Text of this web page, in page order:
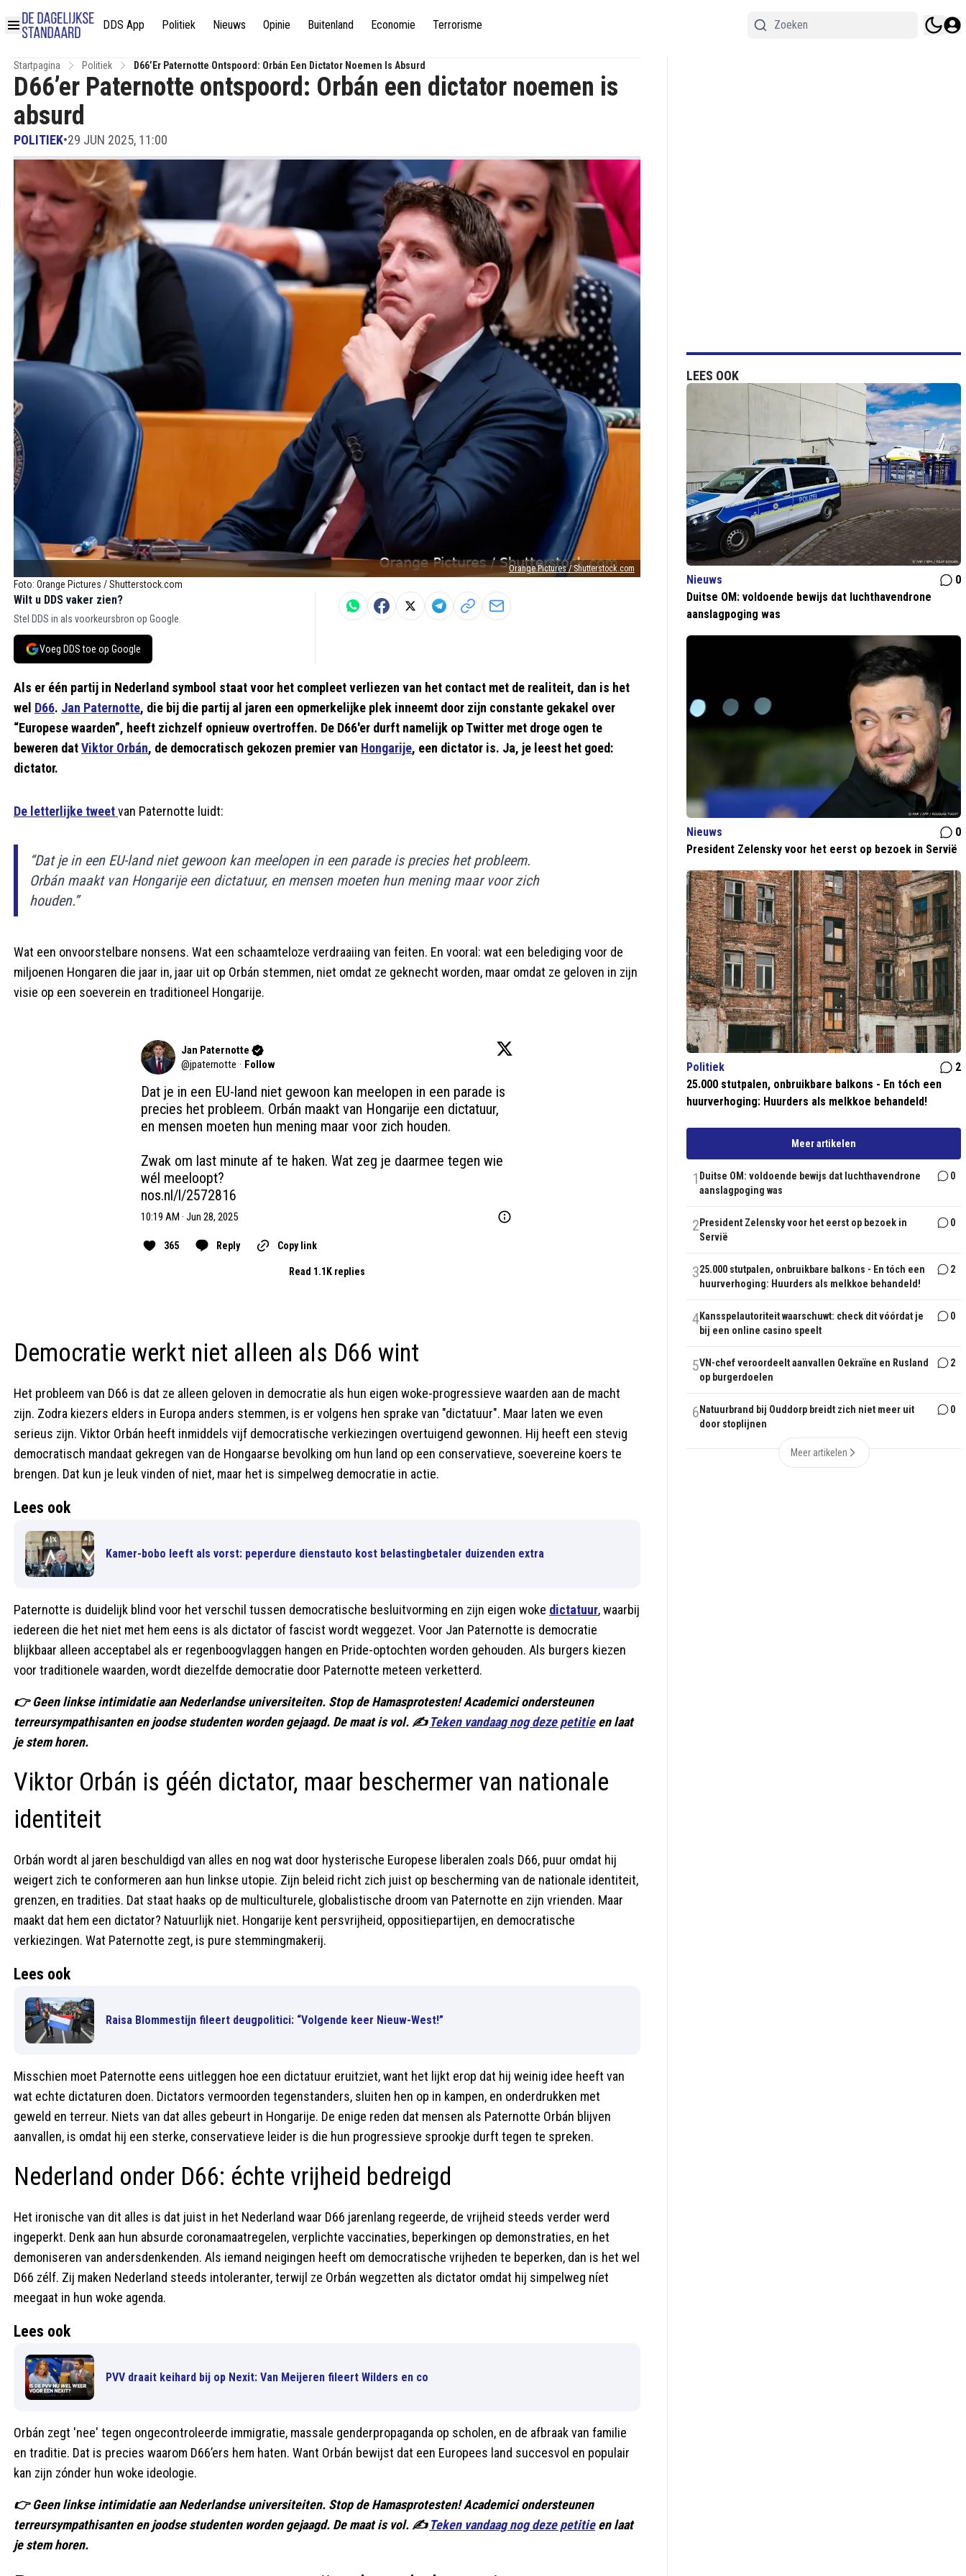
DDS App Politiek Nieuws Opinie Buitenland Economie Terrorisme
Startpagina Politiek D66’er Paternotte Ontspoord: Orbán Een Dictator Noemen Is Absurd
Orange Pictures / Shutterstock.com
Foto: Orange Pictures / Shutterstock.com
D66’er Paternotte ontspoord: Orbán een dictator noemen is
absurd
POLITIEK•29 JUN 2025, 11:00
Wilt u DDS vaker zien?
Stel DDS in als voorkeursbron op Google.
Voeg DDS toe op Google
Als er één partij in Nederland symbool staat voor het compleet verliezen van het contact met de realiteit, dan is het
wel D66. Jan Paternotte, die bij die partij al jaren een opmerkelijke plek inneemt door zijn constante gekakel over
“Europese waarden”, heeft zichzelf opnieuw overtroffen. De D66'er durft namelijk op Twitter met droge ogen te
beweren datViktor Orbán, de democratisch gekozen premier van Hongarije, een dictator is. Ja, je leest het goed:
dictator.
De letterlijke tweetvan Paternotte luidt:
“Dat je in een EU-land niet gewoon kan meelopen in een parade is precies het probleem.
Orbán maakt van Hongarije een dictatuur, en mensen moeten hun mening maar voor zich
houden.”
Wat een onvoorstelbare nonsens. Wat een schaamteloze verdraaiing van feiten. En vooral: wat een belediging voor de
miljoenen Hongaren die jaar in, jaar uit op Orbán stemmen, niet omdat ze geknecht worden, maar omdat ze geloven in zijn
visie op een soeverein en traditioneel Hongarije.
Jan Paternotte
@jpaternotte · Follow
Dat je in een EU-land niet gewoon kan meelopen in een parade is
precies het probleem. Orbán maakt van Hongarije een dictatuur,
en mensen moeten hun mening maar voor zich houden.
Zwak om last minute af te haken. Wat zeg je daarmee tegen wie
nos.nl/l/2572816
10:19 AM · Jun 28, 2025
365 Reply Copy link
Read 1.1K replies
Democratie werkt niet alleen als D66 wint
Het probleem van D66 is dat ze alleen geloven in democratie als hun eigen woke-progressieve waarden aan de macht
zijn. Zodra kiezers elders in Europa anders stemmen, is er volgens hen sprake van "dictatuur". Maar laten we even
serieus zijn. Viktor Orbán heeft inmiddels vijf democratische verkiezingen overtuigend gewonnen. Hij heeft een stevig
democratisch mandaat gekregen van de Hongaarse bevolking om hun land op een conservatieve, soevereine koers te
brengen. Dat kun je leuk vinden of niet, maar het is simpelweg democratie in actie.
Lees ook
Kamer-bobo leeft als vorst: peperdure dienstauto kost belastingbetaler duizenden extra
Paternotte is duidelijk blind voor het verschil tussen democratische besluitvorming en zijn eigen woke dictatuur, waarbij
iedereen die het niet met hem eens is als dictator of fascist wordt weggezet. Voor Jan Paternotte is democratie
blijkbaar alleen acceptabel als er regenboogvlaggen hangen en Pride-optochten worden gehouden. Als burgers kiezen
voor traditionele waarden, wordt diezelfde democratie door Paternotte meteen verketterd.
👉 Geen linkse intimidatie aan Nederlandse universiteiten. Stop de Hamasprotesten! Academici ondersteunen
terreursympathisanten en joodse studenten worden gejaagd. De maat is vol. ✍️Teken vandaag nog deze petitieen laat
je stem horen.
Viktor Orbán is géén dictator, maar beschermer van nationale
identiteit
Orbán wordt al jaren beschuldigd van alles en nog wat door hysterische Europese liberalen zoals D66, puur omdat hij
weigert zich te conformeren aan hun linkse utopie. Zijn beleid richt zich juist op bescherming van de nationale identiteit,
grenzen, en tradities. Dat staat haaks op de multiculturele, globalistische droom van Paternotte en zijn vrienden. Maar
maakt dat hem een dictator? Natuurlijk niet. Hongarije kent persvrijheid, oppositiepartijen, en democratische
verkiezingen. Wat Paternotte zegt, is pure stemmingmakerij.
Lees ook
Raisa Blommestijn fileert deugpolitici: “Volgende keer Nieuw-West!”
Misschien moet Paternotte eens uitleggen hoe een dictatuur eruitziet, want het lijkt erop dat hij weinig idee heeft van
wat echte dictaturen doen. Dictators vermoorden tegenstanders, sluiten hen op in kampen, en onderdrukken met
geweld en terreur. Niets van dat alles gebeurt in Hongarije. De enige reden dat mensen als Paternotte Orbán blijven
aanvallen, is omdat hij een sterke, conservatieve leider is die hun progressieve sprookje durft tegen te spreken.
Nederland onder D66: échte vrijheid bedreigd
Het ironische van dit alles is dat juist in het Nederland waar D66 jarenlang regeerde, de vrijheid steeds verder werd
ingeperkt. Denk aan hun absurde coronamaatregelen, verplichte vaccinaties, beperkingen op demonstraties, en het
demoniseren van andersdenkenden. Als iemand neigingen heeft om democratische vrijheden te beperken, dan is het wel
D66 zélf. Zij maken Nederland steeds intoleranter, terwijl ze Orbán wegzetten als dictator omdat hij simpelweg níet
meegaat in hun woke agenda.
Lees ook
PVV draait keihard bij op Nexit: Van Meijeren fileert Wilders en co
Orbán zegt 'nee' tegen ongecontroleerde immigratie, massale genderpropaganda op scholen, en de afbraak van familie
en traditie. Dat is precies waarom D66’ers hem haten. Want Orbán bewijst dat een Europees land succesvol en populair
kan zijn zónder hun woke ideologie.
👉 Geen linkse intimidatie aan Nederlandse universiteiten. Stop de Hamasprotesten! Academici ondersteunen
terreursympathisanten en joodse studenten worden gejaagd. De maat is vol. ✍️Teken vandaag nog deze petitieen laat
je stem horen.
LEES OOK
Nieuws
0
Duitse OM: voldoende bewijs dat luchthavendrone
aanslagpoging was
Nieuws
0
President Zelensky voor het eerst op bezoek in Servië
Politiek
2
25.000 stutpalen, onbruikbare balkons - En tóch een
huurverhoging: Huurders als melkkoe behandeld!
Meer artikelen
1 Duitse OM: voldoende bewijs dat luchthavendrone
aanslagpoging was
0
2 President Zelensky voor het eerst op bezoek in
Servië
0
325.000 stutpalen, onbruikbare balkons - En tóch een
huurverhoging: Huurders als melkkoe behandeld!
2
4Kansspelautoriteit waarschuwt: check dit vóórdat je
bij een online casino speelt
0
5VN-chef veroordeelt aanvallen Oekraïne en Rusland
op burgerdoelen
2
6 Natuurbrand bij Ouddorp breidt zich niet meer uit
door stoplijnen
0
Meer artikelen